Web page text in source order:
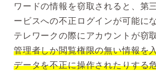
ワードの情報を窃取されると、第
ービスへの不正ログインが可能に
テレワークの際にアカウントが窃
管理者しか閲覧権限の無い情報を
データを不正に操作されたりする